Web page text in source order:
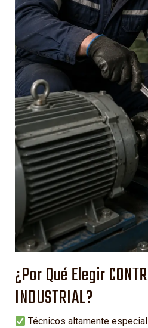
¿Por Qué Elegir
INDUSTRIAL?
Técnicos altamente